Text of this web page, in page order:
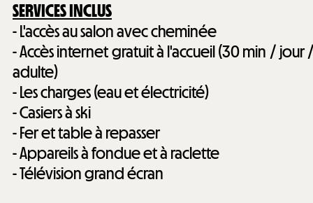
SERVICES INCLUS
- L'accès au salon avec cheminée
- Accès internet gratuit à l'accueil (30 min / jour
adulte)
- Les charges (eau et électricité)
- Casiers à ski
- Fer et table à repasser
- Appareils à fondue et à raclette
- Télévision grand écran